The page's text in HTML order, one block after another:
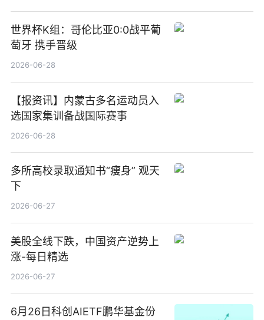
世界杯K组：哥伦比亚0:0战平葡
萄牙 携手晋级
2026-06-28
【报资讯】内蒙古多名运动员入
选国家集训备战国际赛事
2026-06-28
多所高校录取通知书“瘦身” 观天
下
2026-06-27
美股全线下跌，中国资产逆势上
涨-每日精选
2026-06-27
6月26日科创AIETF鹏华基金份